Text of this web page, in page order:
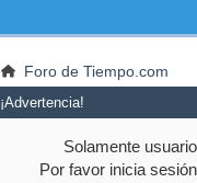
Foro de Tiempo.com
¡Advertencia!
Solamente
Por favor inicia